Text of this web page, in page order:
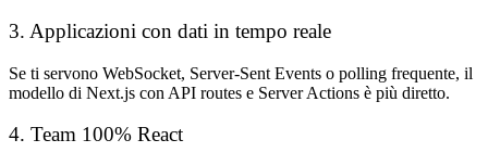
3. Applicazioni con dati in tempo reale
Se ti servono WebSocket, Server-Sent Events o polling frequente, il
modello di Next.js con API routes e Server Actions è più diretto.
4. Team 100% React